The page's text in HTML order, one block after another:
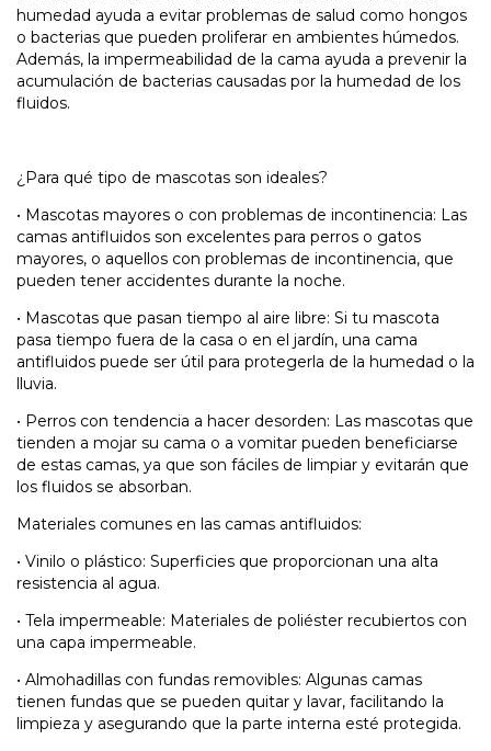
humedad ayuda a evitar problemas de salud como hongos
o bacterias que pueden proliferar en ambientes húmedos.
Además, la impermeabilidad de la cama ayuda a prevenir la
acumulación de bacterias causadas por la humedad de los
fluidos.
¿Para qué tipo de mascotas son ideales?
• Mascotas mayores o con problemas de incontinencia: Las
camas antifluidos son excelentes para perros o gatos
mayores, o aquellos con problemas de incontinencia, que
pueden tener accidentes durante la noche.
• Mascotas que pasan tiempo al aire libre: Si tu mascota
pasa tiempo fuera de la casa o en el jardín, una cama
antifluidos puede ser útil para protegerla de la humedad o la
lluvia.
• Perros con tendencia a hacer desorden: Las mascotas que
tienden a mojar su cama o a vomitar pueden beneficiarse
de estas camas, ya que son fáciles de limpiar y evitarán que
los fluidos se absorban.
Materiales comunes en las camas antifluidos:
• Vinilo o plástico: Superficies que proporcionan una alta
resistencia al agua.
• Tela impermeable: Materiales de poliéster recubiertos con
una capa impermeable.
• Almohadillas con fundas removibles: Algunas camas
tienen fundas que se pueden quitar y lavar, facilitando la
limpieza y asegurando que la parte interna esté protegida.